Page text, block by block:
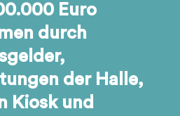
Euro
durch
der Halle,
Kiosk und